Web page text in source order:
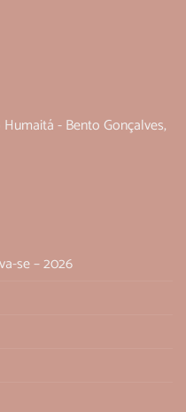
Humaitá - Bento Gonçalves,
se – 2026